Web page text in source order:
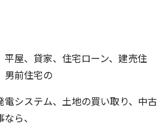
平屋、貸家、住宅ローン、建売住
男前住宅の
電システム、土地の買い取り、中古
ら、